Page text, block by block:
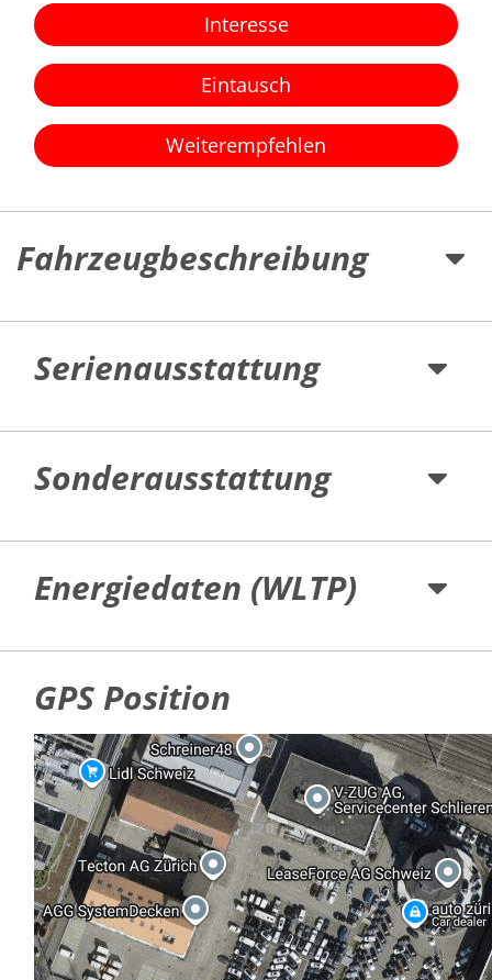
Interesse
Eintausch
Weiterempfehlen
Fahrzeugbeschreibung
Serienausstattung
Sonderausstattung
Energiedaten (WLTP)
GPS Position